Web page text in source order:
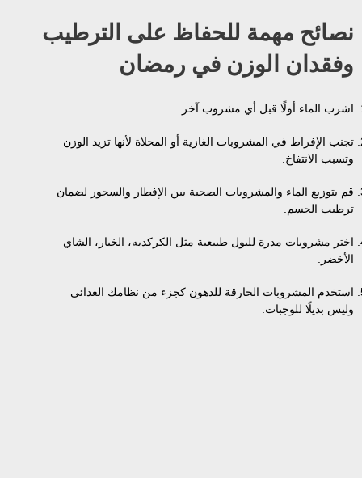
نصائح مهمة للحفاظ على الترطيب
وفقدان الوزن في رمضان
اشرب الماء أولًا قبل أي مشروب آخر.
تجنب الإفراط في المشروبات الغازية أو المحلاة لأنها تزيد الوزن
وتسبب الانتفاخ.
قم بتوزيع الماء والمشروبات الصحية بين الإفطار والسحور لضمان
ترطيب الجسم.
اختر مشروبات مدرة للبول طبيعية مثل الكركديه، الخيار، الشاي
الأخضر.
استخدم المشروبات الحارقة للدهون كجزء من نظامك الغذائي
وليس بديلًا للوجبات.